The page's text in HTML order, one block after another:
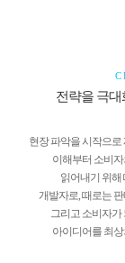
전략을 극
현장 파악을 시작으로
이해부터 소비자
읽어내기 위해
개발자로, 때로는
그리고 소비자가
아이디어를 최